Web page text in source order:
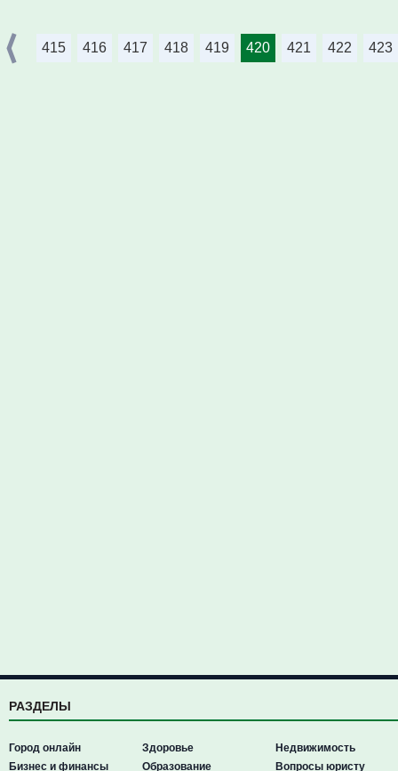
415 416 417 418 419 420 421 422 423
РАЗДЕЛЫ
Город онлайн
Бизнес и финансы
Здоровье
Образование
Недвижимость
Вопросы юристу